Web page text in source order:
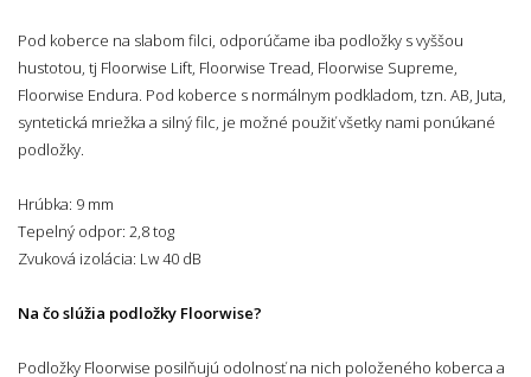
Pod koberce na slabom filci, odporúčame iba podložky s vyššou
hustotou, tj Floorwise Lift, Floorwise Tread, Floorwise Supreme,
Floorwise Endura. Pod koberce s normálnym podkladom, tzn. AB, Juta,
syntetická mriežka a silný filc, je možné použiť všetky nami ponúkané
podložky.
Hrúbka: 9 mm
Tepelný odpor: 2,8 tog
Zvuková izolácia: Lw 40 dB
Na čo slúžia podložky Floorwise?
Podložky Floorwise posilňujú odolnosť na nich položeného koberca a